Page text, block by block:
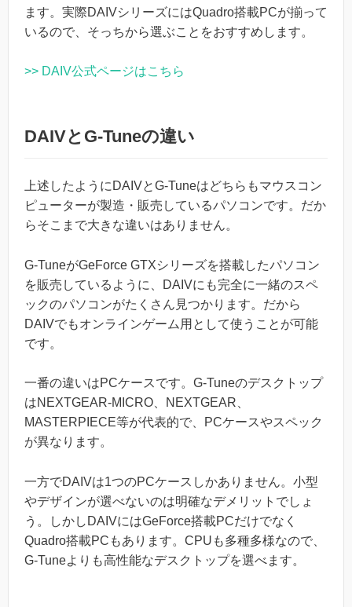
ます。実際DAIVシリーズにはQuadro搭載PCが揃って
いるので、そっちから選ぶことをおすすめします。
>> DAIV公式ページはこちら
DAIVとG-Tuneの違い
上述したようにDAIVとG-Tuneはどちらもマウスコン
ピューターが製造・販売しているパソコンです。だか
らそこまで大きな違いはありません。
G-TuneがGeForce GTXシリーズを搭載したパソコン
を販売しているように、DAIVにも完全に一緒のスペ
ックのパソコンがたくさん見つかります。だから
DAIVでもオンラインゲーム用として使うことが可能
です。
一番の違いはPCケースです。G-Tuneのデスクトップ
はNEXTGEAR-MICRO、NEXTGEAR、
MASTERPIECE等が代表的で、PCケースやスペック
が異なります。
一方でDAIVは1つのPCケースしかありません。小型
やデザインが選べないのは明確なデメリットでしょ
う。しかしDAIVにはGeForce搭載PCだけでなく
Quadro搭載PCもあります。CPUも多種多様なので、
G-Tuneよりも高性能なデスクトップを選べます。